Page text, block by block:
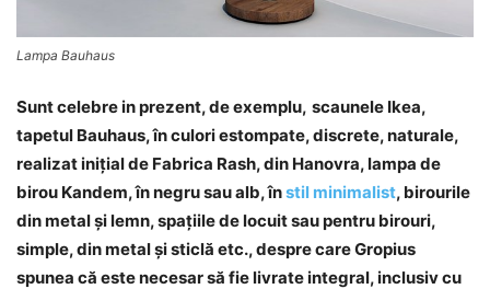
Lampa Bauhaus
Sunt celebre in prezent, de exemplu, scaunele Ikea,
tapetul Bauhaus, în culori estompate, discrete, naturale,
realizat iniţial de Fabrica Rash, din Hanovra, lampa de
birou Kandem, în negru sau alb, înstil minimalist, birourile
din metal şi lemn, spaţiile de locuit sau pentru birouri,
simple, din metal şi sticlă etc., despre care Gropius
spunea că este necesar să fie livrate integral, inclusiv cu